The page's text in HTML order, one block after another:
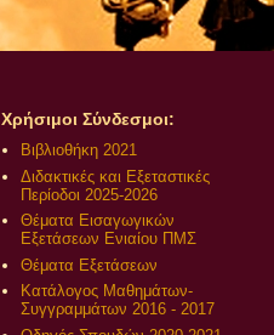
Χρήσιμοι Σύνδεσμοι:
Βιβλιοθήκη 2021
Διδακτικές και Εξεταστικές
Περίοδοι 2025-2026
Θέματα Εισαγωγικών
Εξετάσεων Ενιαίου ΠΜΣ
Θέματα Εξετάσεων
Κατάλογος Μαθημάτων-
Συγγραμμάτων 2016 - 2017